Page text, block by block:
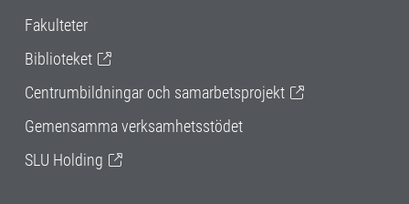
Fakulteter
Biblioteket
Centrumbildningar och samarbetsprojekt
Gemensamma verksamhetsstödet
SLU Holding